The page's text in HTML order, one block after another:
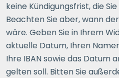
keine Kündigungsfrist, die
Beachten Sie aber, wann
wäre. Geben Sie in Ihrem
aktuelle Datum, Ihren
Ihre IBAN sowie das Datum
gelten soll. Bitten Sie